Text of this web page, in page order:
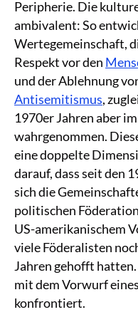
Peripherie. Die
ambivalent: So
Wertegemeinschaft,
Respekt vor den
und der Ablehnung
Antisemitismus,
1970er Jahren aber
wahrgenommen.
eine doppelte
darauf, dass seit den
sich die
politischen
US-amerikanischem
viele Föderalisten
Jahren gehofft
mit dem Vorwurf
konfrontiert.